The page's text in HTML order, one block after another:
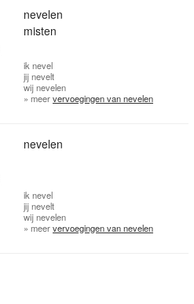
nevelen
misten
ik nevel
jijnevelt
wijnevelen
» meervervoegingen van nevelen
nevelen
ik nevel
jijnevelt
wijnevelen
» meervervoegingen van nevelen